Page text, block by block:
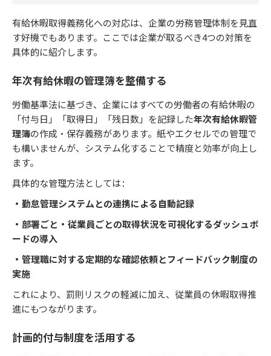
有給休暇取得義務化への対応は、企業の労務管理体制を見直
す好機でもあります。ここでは企業が取るべき4つの対策を
具体的に紹介します。
年次有給休暇の管理簿を整備する
労働基準法に基づき、企業にはすべての労働者の有給休暇の
「付与日」「取得日」「残日数」を記録した年次有給休暇管
理簿の作成・保存義務があります。紙やエクセルでの管理で
も構いませんが、システム化することで精度と効率が向上し
ます。
具体的な管理方法としては：
・勤怠管理システムとの連携による自動記録
・部署ごと・従業員ごとの取得状況を可視化するダッシュボ
ードの導入
・管理職に対する定期的な確認依頼とフィードバック制度の
実施
これにより、罰則リスクの軽減に加え、従業員の休暇取得推
進にもつながります。
計画的付与制度を活用する